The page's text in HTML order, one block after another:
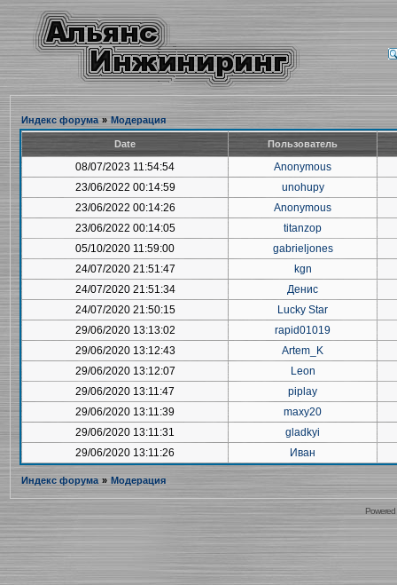
Индекс форума » Модерация
Date Пользователь
08/07/2023 11:54:54
Anonymous
23/06/2022 00:14:59
unohupy
23/06/2022 00:14:26
Anonymous
23/06/2022 00:14:05
titanzop
05/10/2020 11:59:00
gabrieljones
24/07/2020 21:51:47
kgn
24/07/2020 21:51:34
Денис
24/07/2020 21:50:15
Lucky Star
29/06/2020 13:13:02
rapid01019
29/06/2020 13:12:43
Artem_K
29/06/2020 13:12:07
Leon
29/06/2020 13:11:47
piplay
29/06/2020 13:11:39
maxy20
29/06/2020 13:11:31
gladkyi
29/06/2020 13:11:26
Иван
Индекс форума » Модерация